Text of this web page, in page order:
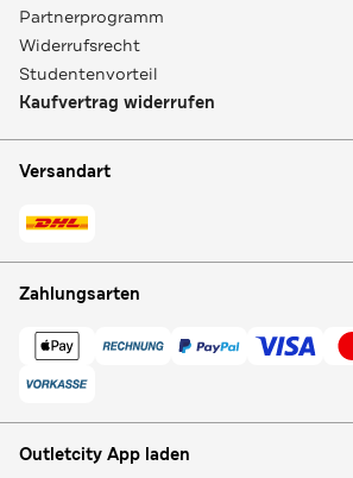
Partnerprogramm
Widerrufsrecht
Studentenvorteil
Kaufvertrag widerrufen
Versandart
Zahlungsarten
Outletcity App laden